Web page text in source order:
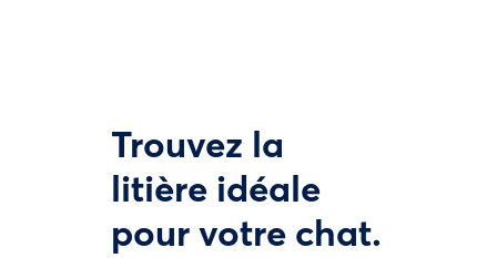
Trouvez la
litière idéale
pour votre chat.